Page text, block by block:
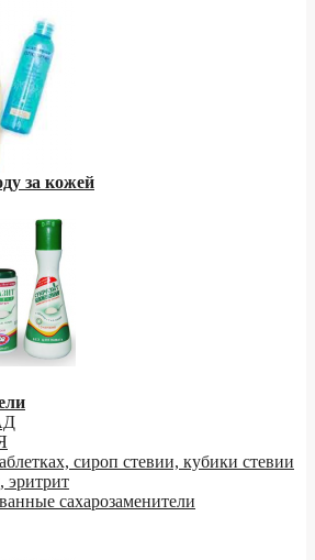
за кожей
сироп стевии, кубики стевии
эритрит
сахарозаменители